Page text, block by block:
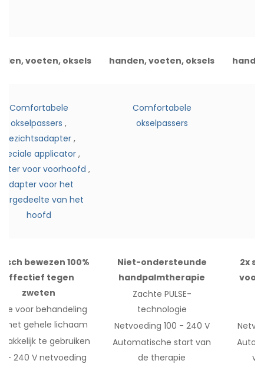
voeten, oksels handen, voeten, oksels
Comfortabele
okselpassers ,
Gezichtsadapter,
applicator ,
voor voorhoofd ,
Adapter voor het
van het
hoofd
Comfortabele
okselpassers
bewezen 100%
effectief tegen
zweten
voor behandeling
het gehele lichaam
te gebruiken
- 240 V netvoeding
Niet-ondersteunde
handpalmtherapie
Zachte PULSE-
technologie
Netvoeding 100 - 240 V
Automatische start van
de therapie
2x
voor